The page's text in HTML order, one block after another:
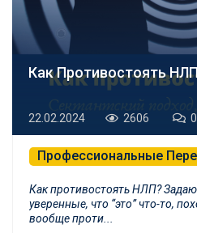
Как Противостоять
22.02.2024 2606 0
Профессиональные
Как противостоять НЛП?
уверенные, что “это” что-то,
вообще проти...